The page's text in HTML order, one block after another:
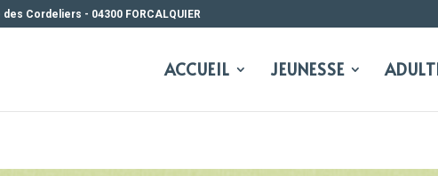
des Cordeliers - 04300 FORCALQUIER
ACCUEIL JEUNESSE
STAGES •